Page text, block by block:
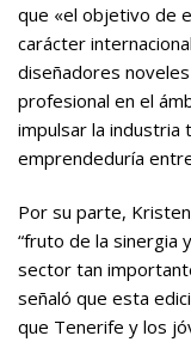
que «el objetivo de
carácter
diseñadores
profesional en el
impulsar la
emprendeduría
Por su parte,
“fruto de la sinergia
sector tan
señaló que esta
que Tenerife y los